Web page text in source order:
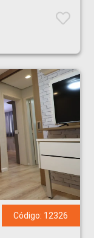
Código: 12326